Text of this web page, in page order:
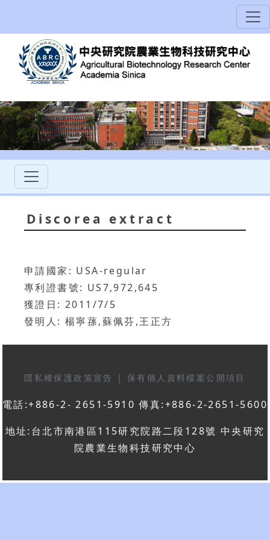
Discorea extract
申請國家: USA-regular
專利證書號: US7,972,645
獲證日: 2011/7/5
發明人: 楊寧蓀,蘇佩芬,王正方
隱私權保護政策宣告 | 保有個人資料檔案公開項目
電話:+886-2- 2651-5910 傳真:+886-2-2651-5600
地址:台北市南港區115研究院路二段128號 中央研究
院農業生物科技研究中心